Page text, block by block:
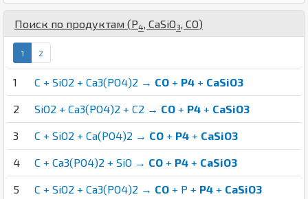
Поиск по продуктам (P4 CaSiO3 CO)
1 2
1 C + SiO2 + Ca3(PO4)2 → CO + P4 + CaSiO3
2 SiO2 + Ca3(PO4)2 + C2 → CO + P4 + CaSiO3
3 C + SiO2 + Ca(PO4)2 → CO + P4 + CaSiO3
4 C + Ca3(PO4)2 + SiO → CO + P4 + CaSiO3
5 C + SiO2 + Ca3(PO4)2 → CO + P + P4 + CaSiO3